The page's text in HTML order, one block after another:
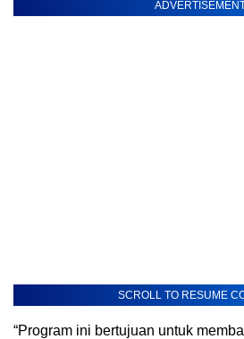
SCROLL TO RESUME
“Program ini bertujuan untuk